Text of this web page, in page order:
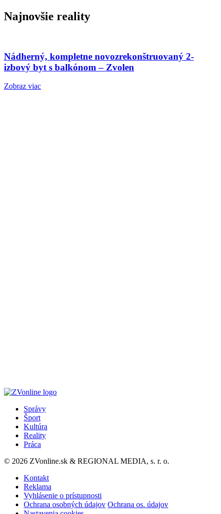
Najnovšie reality
Nádherný, kompletne novozrekonštruovaný 2-
izbový byt s balkónom – Zvolen
Zobraz viac
Správy
Šport
Kultúra
Reality
Práca
© 2026 ZVonline.sk & REGIONAL MEDIA, s. r. o.
Kontakt
Reklama
Vyhlásenie o prístupnosti
Ochrana osobných údajov Ochrana os. údajov